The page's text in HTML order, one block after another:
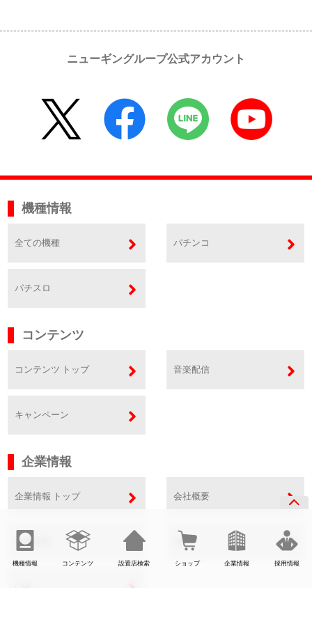
機種情報 コンテンツ 設置店検索 ショップ 企業情報 採用情報
ニューギングループ公式アカウント
機種情報
全ての機種 パチンコ
パチスロ
コンテンツ
コンテンツ トップ 音楽配信
キャンペーン
企業情報
企業情報 トップ 会社概要
事業内容 SDGs